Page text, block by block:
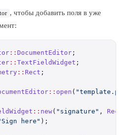
, чтобы добавить поля в уже
:: DocumentEditor ;
:: TextFieldWidget ;
:: Rect ;
:: open (
:: new( "signature" , Rect
here" );